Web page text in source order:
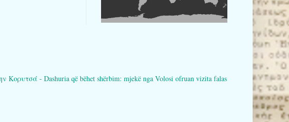
- Dashuria që bëhet shërbim: mjekë nga Volosi ofruan vizita falas